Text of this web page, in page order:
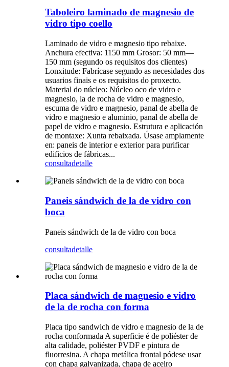
Taboleiro laminado de magnesio de
vidro tipo coello
Laminado de vidro e magnesio tipo rebaixe.
Anchura efectiva: 1150 mm Grosor: 50 mm—
150 mm (segundo os requisitos dos clientes)
Lonxitude: Fabrícase segundo as necesidades dos
usuarios finais e os requisitos do proxecto.
Material do núcleo: Núcleo oco de vidro e
magnesio, la de rocha de vidro e magnesio,
escuma de vidro e magnesio, panal de abella de
vidro e magnesio e aluminio, panal de abella de
papel de vidro e magnesio. Estrutura e aplicación
de montaxe: Xunta rebaixada. Úsase amplamente
en: paneis de interior e exterior para purificar
edificios de fábricas...
consultadetalle
Paneis sándwich de la de vidro con
boca
Paneis sándwich de la de vidro con boca
consultadetalle
Placa sándwich de magnesio e vidro
de la de rocha con forma
Placa tipo sandwich de vidro e magnesio de la de
rocha conformada A superficie é de poliéster de
alta calidade, poliéster PVDF e pintura de
fluorresina. A chapa metálica frontal pódese usar
con chapa galvanizada, chapa de aceiro